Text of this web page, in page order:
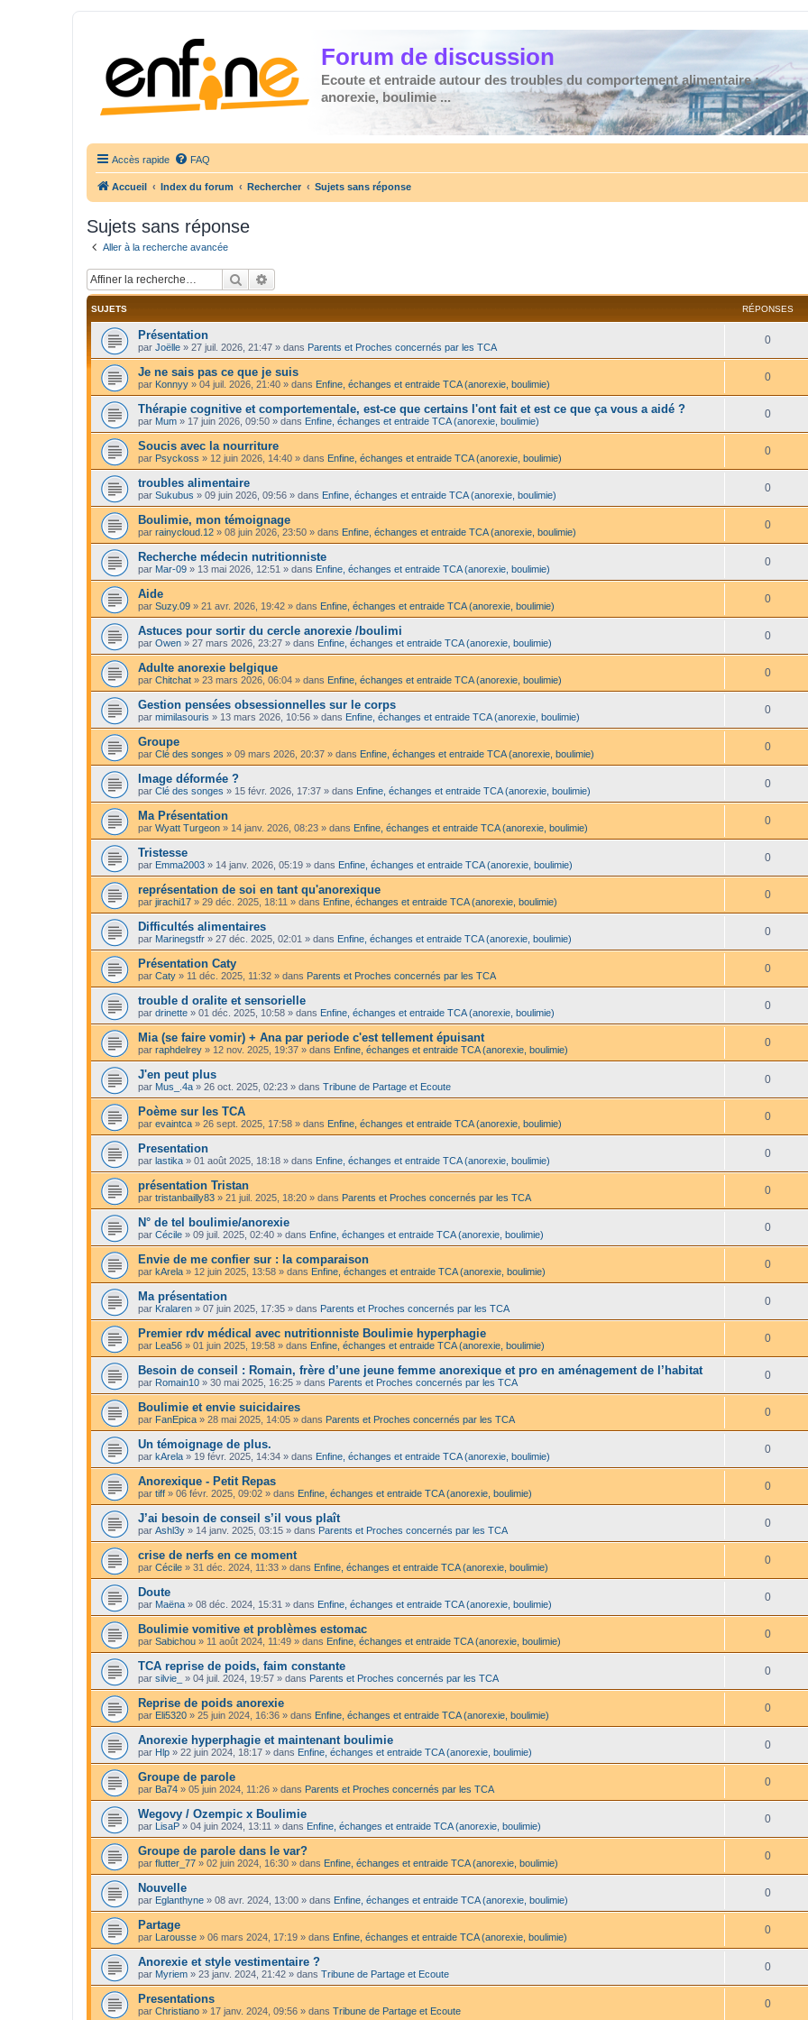
Forum de discussion
Ecoute et entraide autour des troubles du comportement alimentaire :
anorexie, boulimie ...
Accès rapide FAQ
Accueil Index du forum Rechercher Sujets sans réponse
Sujets sans réponse
Aller à la recherche avancée
Rechercher
SUJETS RÉPONSES
Présentation
par Joëlle » 27 juil. 2026, 21:47 » dans Parents et Proches concernés par les TCA
0
Je ne sais pas ce que je suis
par Konnyy » 04 juil. 2026, 21:40 » dans Enfine, échanges et entraide TCA (anorexie, boulimie)
0
Thérapie cognitive et comportementale, est-ce que certains l'ont fait et est ce que ça vous a aidé ?
par Mum » 17 juin 2026, 09:50 » dans Enfine, échanges et entraide TCA (anorexie, boulimie)
0
Soucis avec la nourriture
par Psyckoss » 12 juin 2026, 14:40 » dans Enfine, échanges et entraide TCA (anorexie, boulimie)
0
troubles alimentaire
par Sukubus » 09 juin 2026, 09:56 » dans Enfine, échanges et entraide TCA (anorexie, boulimie)
0
Boulimie, mon témoignage
par rainycloud.12 » 08 juin 2026, 23:50 » dans Enfine, échanges et entraide TCA (anorexie, boulimie)
0
Recherche médecin nutritionniste
par Mar-09 » 13 mai 2026, 12:51 » dans Enfine, échanges et entraide TCA (anorexie, boulimie)
0
Aide
par Suzy.09 » 21 avr. 2026, 19:42 » dans Enfine, échanges et entraide TCA (anorexie, boulimie)
0
Astuces pour sortir du cercle anorexie /boulimi
par Owen » 27 mars 2026, 23:27 » dans Enfine, échanges et entraide TCA (anorexie, boulimie)
0
Adulte anorexie belgique
par Chitchat » 23 mars 2026, 06:04 » dans Enfine, échanges et entraide TCA (anorexie, boulimie)
0
Gestion pensées obsessionnelles sur le corps
par mimilasouris » 13 mars 2026, 10:56 » dans Enfine, échanges et entraide TCA (anorexie, boulimie)
0
Groupe
par Clé des songes » 09 mars 2026, 20:37 » dans Enfine, échanges et entraide TCA (anorexie, boulimie)
0
Image déformée ?
par Clé des songes » 15 févr. 2026, 17:37 » dans Enfine, échanges et entraide TCA (anorexie, boulimie)
0
Ma Présentation
par Wyatt Turgeon » 14 janv. 2026, 08:23 » dans Enfine, échanges et entraide TCA (anorexie, boulimie)
0
Tristesse
par Emma2003 » 14 janv. 2026, 05:19 » dans Enfine, échanges et entraide TCA (anorexie, boulimie)
0
représentation de soi en tant qu'anorexique
par jirachi17 » 29 déc. 2025, 18:11 » dans Enfine, échanges et entraide TCA (anorexie, boulimie)
0
Difficultés alimentaires
par Marinegstfr » 27 déc. 2025, 02:01 » dans Enfine, échanges et entraide TCA (anorexie, boulimie)
0
Présentation Caty
par Caty » 11 déc. 2025, 11:32 » dans Parents et Proches concernés par les TCA
0
trouble d oralite et sensorielle
par drinette » 01 déc. 2025, 10:58 » dans Enfine, échanges et entraide TCA (anorexie, boulimie)
0
Mia (se faire vomir) + Ana par periode c'est tellement épuisant
par raphdelrey » 12 nov. 2025, 19:37 » dans Enfine, échanges et entraide TCA (anorexie, boulimie)
0
J'en peut plus
par Mus_.4a » 26 oct. 2025, 02:23 » dans Tribune de Partage et Ecoute
0
Poème sur les TCA
par evaintca » 26 sept. 2025, 17:58 » dans Enfine, échanges et entraide TCA (anorexie, boulimie)
0
Presentation
par lastika » 01 août 2025, 18:18 » dans Enfine, échanges et entraide TCA (anorexie, boulimie)
0
présentation Tristan
par tristanbailly83 » 21 juil. 2025, 18:20 » dans Parents et Proches concernés par les TCA
0
N° de tel boulimie/anorexie
par Cécile » 09 juil. 2025, 02:40 » dans Enfine, échanges et entraide TCA (anorexie, boulimie)
0
Envie de me confier sur : la comparaison
par kArela » 12 juin 2025, 13:58 » dans Enfine, échanges et entraide TCA (anorexie, boulimie)
0
Ma présentation
par Kralaren » 07 juin 2025, 17:35 » dans Parents et Proches concernés par les TCA
0
Premier rdv médical avec nutritionniste Boulimie hyperphagie
par Lea56 » 01 juin 2025, 19:58 » dans Enfine, échanges et entraide TCA (anorexie, boulimie)
0
Besoin de conseil : Romain, frère d’une jeune femme anorexique et pro en aménagement de l’habitat
par Romain10 » 30 mai 2025, 16:25 » dans Parents et Proches concernés par les TCA
0
Boulimie et envie suicidaires
par FanEpica » 28 mai 2025, 14:05 » dans Parents et Proches concernés par les TCA
0
Un témoignage de plus.
par kArela » 19 févr. 2025, 14:34 » dans Enfine, échanges et entraide TCA (anorexie, boulimie)
0
Anorexique - Petit Repas
par tiff » 06 févr. 2025, 09:02 » dans Enfine, échanges et entraide TCA (anorexie, boulimie)
0
J’ai besoin de conseil s’il vous plaît
par Ashl3y » 14 janv. 2025, 03:15 » dans Parents et Proches concernés par les TCA
0
crise de nerfs en ce moment
par Cécile » 31 déc. 2024, 11:33 » dans Enfine, échanges et entraide TCA (anorexie, boulimie)
0
Doute
par Maëna » 08 déc. 2024, 15:31 » dans Enfine, échanges et entraide TCA (anorexie, boulimie)
0
Boulimie vomitive et problèmes estomac
par Sabichou » 11 août 2024, 11:49 » dans Enfine, échanges et entraide TCA (anorexie, boulimie)
0
TCA reprise de poids, faim constante
par silvie_ » 04 juil. 2024, 19:57 » dans Parents et Proches concernés par les TCA
0
Reprise de poids anorexie
par Eli5320 » 25 juin 2024, 16:36 » dans Enfine, échanges et entraide TCA (anorexie, boulimie)
0
Anorexie hyperphagie et maintenant boulimie
par Hlp » 22 juin 2024, 18:17 » dans Enfine, échanges et entraide TCA (anorexie, boulimie)
0
Groupe de parole
par Ba74 » 05 juin 2024, 11:26 » dans Parents et Proches concernés par les TCA
0
Wegovy / Ozempic x Boulimie
par LisaP » 04 juin 2024, 13:11 » dans Enfine, échanges et entraide TCA (anorexie, boulimie)
0
Groupe de parole dans le var?
par flutter_77 » 02 juin 2024, 16:30 » dans Enfine, échanges et entraide TCA (anorexie, boulimie)
0
Nouvelle
par Eglanthyne » 08 avr. 2024, 13:00 » dans Enfine, échanges et entraide TCA (anorexie, boulimie)
0
Partage
par Larousse » 06 mars 2024, 17:19 » dans Enfine, échanges et entraide TCA (anorexie, boulimie)
0
Anorexie et style vestimentaire ?
par Myriem » 23 janv. 2024, 21:42 » dans Tribune de Partage et Ecoute
0
Presentations
par Christiano » 17 janv. 2024, 09:56 » dans Tribune de Partage et Ecoute
0